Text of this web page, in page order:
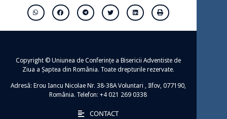
Copyright © Uniunea de Conferințe a Bisericii Adventiste de
Ziua a Șaptea din România. Toate drepturile rezervate.
Adresă: Erou Iancu Nicolae Nr. 38-38A Voluntari , Ilfov, 077190,
România. Telefon: +4 021 269 0338
CONTACT